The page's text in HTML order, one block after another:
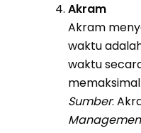
Akram
Akram
waktu
waktu
Sumber: